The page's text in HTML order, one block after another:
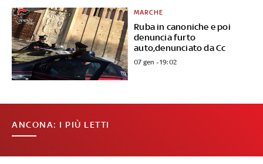
Ruba in canoniche e poi
denuncia furto
auto,denunciato da Cc
MARCHE
07 gen - 19:02
ANCONA: I PIÙ LETTI